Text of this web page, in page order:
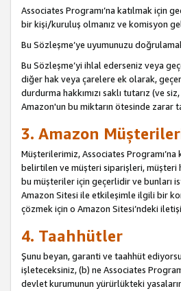
Associates Programı’na katılmak için
bir kişi/kuruluş olmanız ve komisyon
Bu Sözleşme’ye uyumunuzu
Bu Sözleşme’yi ihlal ederseniz veya
diğer hak veya çarelere ek olarak,
durdurma hakkımızı saklı tutarız (ve
Amazon'un bu miktarın ötesinde zarar
3. Amazon
Müşterilerimiz, Associates Programı’na
belirtilen ve müşteri siparişleri, müşteri
bu müşteriler için geçerlidir ve bunları
Amazon Sitesi ile etkileşimle ilgili bir
çözmek için o Amazon Sitesi’ndeki
4. Taahhütler
Şunu beyan, garanti ve taahhüt
işleteceksiniz, (b) ne Associates
devlet kurumunun yürürlükteki